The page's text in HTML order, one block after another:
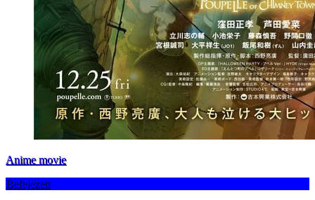
Anime movie
Befejezett